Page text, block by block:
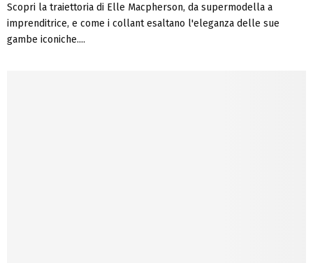
Scopri la traiettoria di Elle Macpherson, da supermodella a
imprenditrice, e come i collant esaltano l'eleganza delle sue
gambe iconiche....